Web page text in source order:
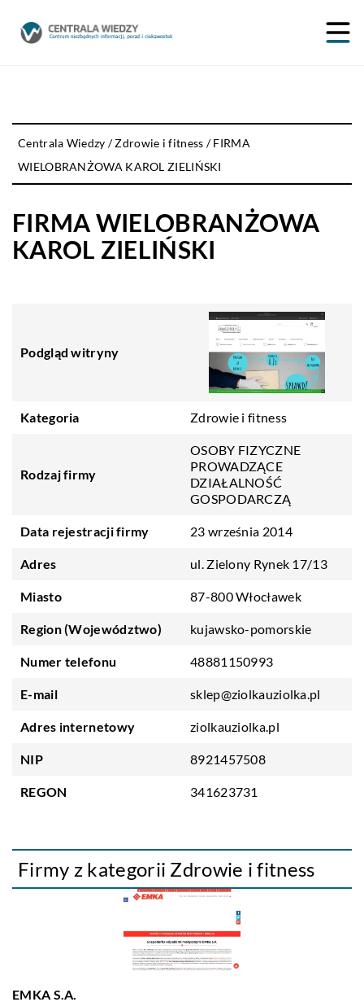
Centrala Wiedzy /Zdrowie i fitness /FIRMA
WIELOBRANŻOWA KAROL ZIELIŃSKI
FIRMA WIELOBRANŻOWA
KAROL ZIELIŃSKI
Podgląd witryny
Kategoria Zdrowie i fitness
Rodzaj firmy
OSOBY FIZYCZNE
PROWADZĄCE
DZIAŁALNOŚĆ
GOSPODARCZĄ
Data rejestracji firmy 23 września 2014
Adres ul. Zielony Rynek 17/13
Miasto 87-800 Włocławek
Region (Województwo) kujawsko-pomorskie
Numer telefonu 48881150993
E-mail sklep@ziolkauziolka.pl
Adres internetowy ziolkauziolka.pl
NIP 8921457508
REGON 341623731
Firmy z kategorii Zdrowie i fitness
EMKA S.A.